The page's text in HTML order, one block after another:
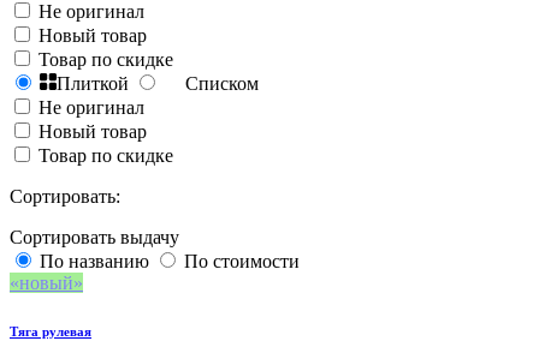
Не оригинал
Новый товар
Товар по скидке
Плиткой
Списком
Не оригинал
Новый товар
Товар по скидке
Сортировать:
Сортировать выдачу
По названию
По стоимости
новый
Тяга рулевая